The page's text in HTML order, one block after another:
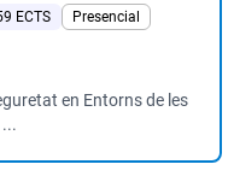
ECTS
Presencial
en Entorns de les